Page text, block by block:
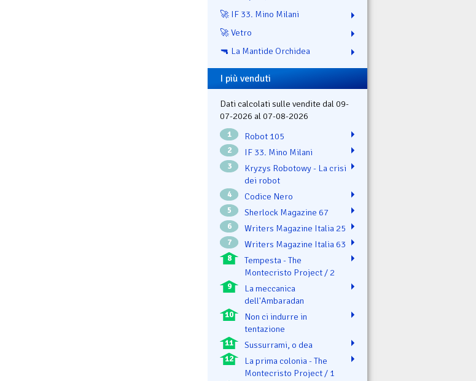
🚀 IF 33. Mino Milani
🚀 Vetro
🔫 La Mantide Orchidea
I più venduti
Dati calcolati sulle vendite dal 09-
07-2026 al 07-08-2026
1 Robot 105
2 IF 33. Mino Milani
3
Kryzys Robotowy - La crisi
dei robot
4 Codice Nero
5 Sherlock Magazine 67
6 Writers Magazine Italia 25
7 Writers Magazine Italia 63
8
Tempesta - The
Montecristo Project / 2
9
La meccanica
dell'Ambaradan
10
Non ci indurre in
tentazione
11 Sussurrami, o dea
12
La prima colonia - The
Montecristo Project / 1